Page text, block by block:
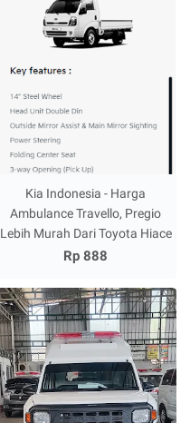
Kia Indonesia - Harga
Ambulance Travello, Pregio
Lebih Murah Dari Toyota Hiace
Rp 888